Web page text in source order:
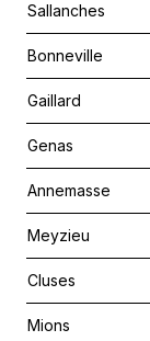
Sallanches
Bonneville
Gaillard
Genas
Annemasse
Meyzieu
Cluses
Mions